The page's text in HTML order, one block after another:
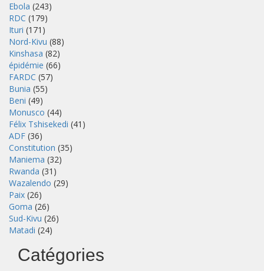
Ebola (243)
RDC (179)
Ituri (171)
Nord-Kivu (88)
Kinshasa (82)
épidémie (66)
FARDC (57)
Bunia (55)
Beni (49)
Monusco (44)
Félix Tshisekedi (41)
ADF (36)
Constitution (35)
Maniema (32)
Rwanda (31)
Wazalendo (29)
Paix (26)
Goma (26)
Sud-Kivu (26)
Matadi (24)
Catégories